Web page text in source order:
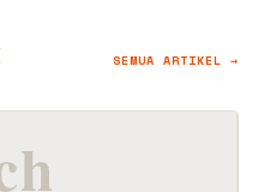
SEMUA ARTIKEL →